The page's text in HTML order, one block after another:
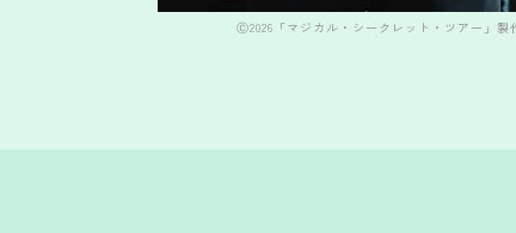
Ⓒ2026「マジカル・シークレット・ツアー」製